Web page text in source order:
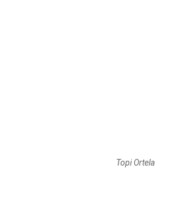
Topi Ortela